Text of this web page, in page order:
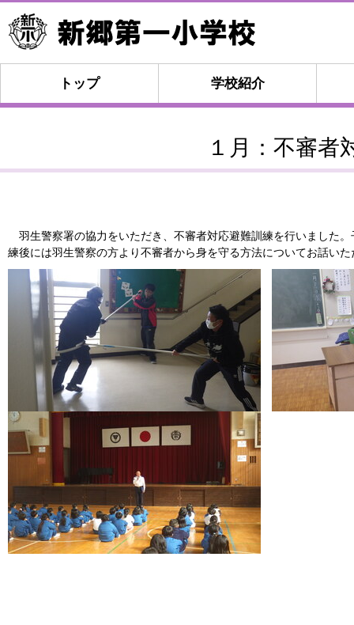
トップ 学校紹介
１月：不審者
羽生警察署の協力をいただき、不審者対応避難訓練を行いました
練後には羽生警察の方より不審者から身を守る方法についてお話い